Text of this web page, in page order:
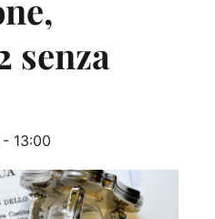
senza
- 13:00